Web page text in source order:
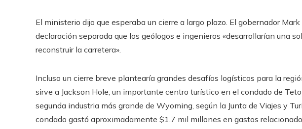
El ministerio dijo que esperaba un cierre a largo plazo. El gobernador
declaración separada que los geólogos e ingenieros «desarrollarían una
reconstruir la carretera».
Incluso un cierre breve plantearía grandes desafíos logísticos para la
sirve a Jackson Hole, un importante centro turístico en el condado de
segunda industria más grande de Wyoming, según la Junta de Viajes y
condado gastó aproximadamente $1.7 mil millones en gastos